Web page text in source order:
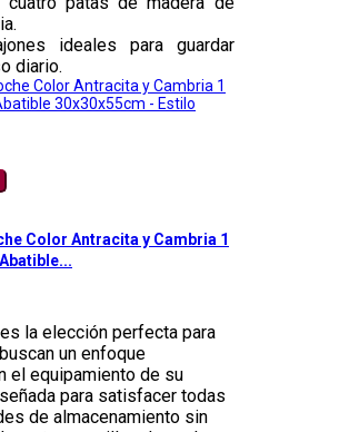
ideales para guardar
diario.
Color Antracita y Cambria 1
la elección perfecta para
un enfoque
el equipamiento de su
para satisfacer todas
de almacenamiento sin